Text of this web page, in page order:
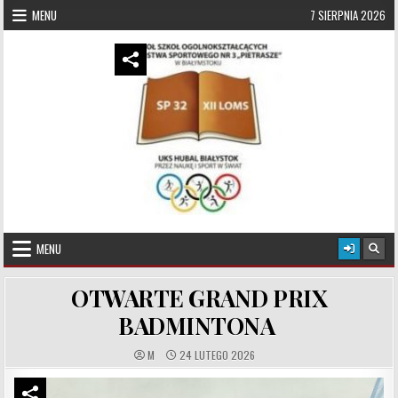
Skip to content
MENU 7 SIERPNIA 2026
UKS Hubal Białystok
MENU
OTWARTE GRAND PRIX
BADMINTONA
M 24 LUTEGO 2026